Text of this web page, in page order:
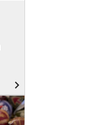
navigate_next